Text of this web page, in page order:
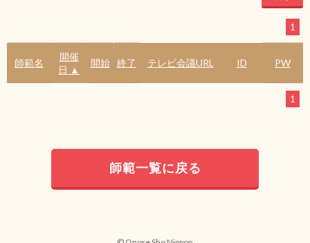
1
師範名
開催
日 ▲
開始 終了 テレビ会議URL ID PW
1
師範一覧に戻る